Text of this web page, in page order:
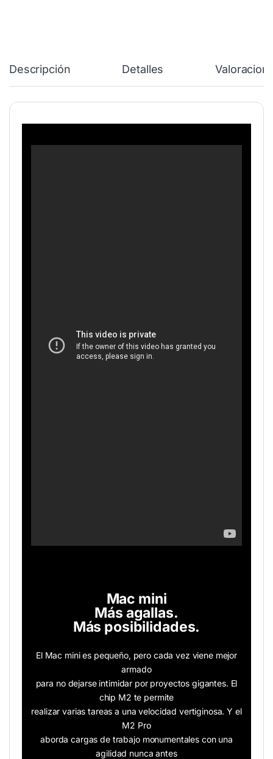
Descripción Detalles
Mac mini
Más agallas.
Más posibilidades.
El Mac mini es pequeño, pero cada vez viene mejor
armado
para no dejarse intimidar por proyectos gigantes. El
chip M2 te permite
realizar varias tareas a una velocidad vertiginosa. Y el
M2 Pro
aborda cargas de trabajo monumentales con una
agilidad nunca antes